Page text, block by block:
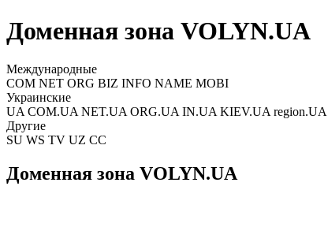
Доменная зона VOLYN.UA
Международные
COM NET ORG BIZ INFO NAME MOBI
Украинские
UA COM.UA NET.UA ORG.UA IN.UA KIEV.UA region.UA
Другие
SU WS TV UZ CC
Доменная зона VOLYN.UA